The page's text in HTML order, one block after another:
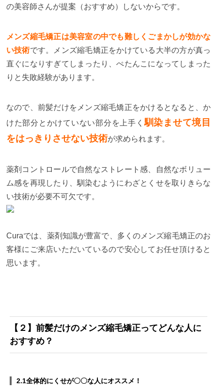
の美容師さんが提案（おすすめ）しないからです。
メンズ縮毛矯正は美容室の中でも難しくごまかしが効かな
い技術です。メンズ縮毛矯正をかけている大半の方が真っ
直ぐになりすぎてしまったり、ぺたんこになってしまった
りと失敗経験があります。
なので、前髪だけをメンズ縮毛矯正をかけるとなると、か
けた部分とかけていない部分を上手く馴染ませて境目
をはっきりさせない技術が求められます。
薬剤コントロールで自然なストレート感、自然なボリュー
ム感を再現したり、馴染むようにわざとくせを取りきらな
い技術が必要不可欠です。
Curaでは、薬剤知識が豊富で、多くのメンズ縮毛矯正のお
客様にご来店いただいているので安心してお任せ頂けると
思います。
【２】前髪だけのメンズ縮毛矯正ってどんな人に
おすすめ？
2.1全体的にくせが〇〇な人にオススメ！